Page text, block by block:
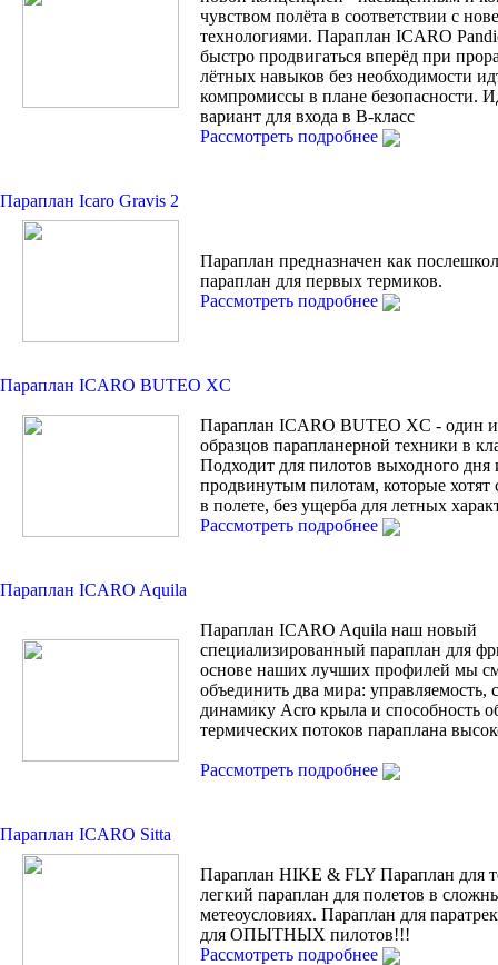
чувством полёта в соответствии с
технологиями. Параплан ICARO
быстро продвигаться вперёд при
лётных навыков без необходимости
компромиссы в плане безопасности.
вариант для входа в В-класс
Рассмотреть подробнее
Параплан Icaro Gravis 2
Параплан предназначен как
параплан для первых термиков.
Рассмотреть подробнее
Параплан ICARO BUTEO XC
Параплан ICARO BUTEO XC - один
образцов парапланерной техники в
Подходит для пилотов выходного дня
продвинутым пилотам, которые хотят
в полете, без ущерба для летных
Рассмотреть подробнее
Параплан ICARO Aquila
Параплан ICARO Aquila наш новый
специализированный параплан для
основе наших лучших профилей мы
объединить два мира: управляемость,
динамику Acro крыла и способность
термических потоков параплана
Рассмотреть подробнее
Параплан ICARO Sitta
Параплан HIKE & FLY Параплан для
легкий параплан для полетов в
метеоусловиях. Параплан для
для ОПЫТНЫХ пилотов!!!
Рассмотреть подробнее